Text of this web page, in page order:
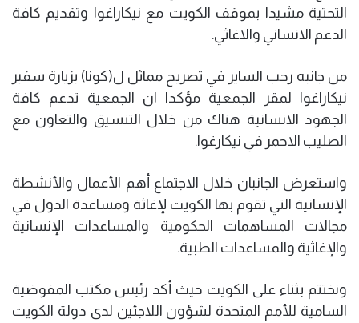
التحتية مشيدا بموقف الكويت مع نيكاراغوا وتقديم كافة
الدعم الانساني والاغاثي.
من جانبه رحب الساير في تصريح مماثل ل(كونا) بزيارة سفير
نيكاراغوا لمقر الجمعية مؤكدا ان الجمعية تدعم كافة
الجهود الانسانية هناك من خلال التنسيق والتعاون مع
الصليب الاحمر في نيكارغوا.
واستعرض الجانبان خلال الاجتماع أهم الأعمال والأنشطة
الإنسانية التي تقوم بها الكويت لإغاثة ومساعدة الدول في
مجالات المساهمات الحكومية والمساعدات الإنسانية
والإغاثية والمساعدات الطبية.
ونختتم بثناء على الكويت حيث أكد رئيس مكتب المفوضية
السامية للأمم المتحدة لشؤون اللاجئين لدى دولة الكويت